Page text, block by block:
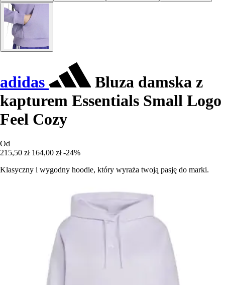
adidas
Bluza damska z
kapturem Essentials Small Logo
Feel Cozy
Od
215,50 zł 164,00 zł -24%
Klasyczny i wygodny hoodie, który wyraża twoją pasję do marki.